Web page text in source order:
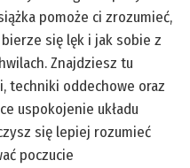
pomoże ci zrozumieć,
się lęk i jak sobie z
Znajdziesz tu
techniki oddechowe oraz
uspokojenie układu
się lepiej rozumieć
poczucie